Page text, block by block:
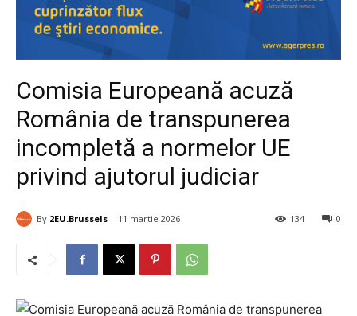
Comisia Europeană acuză
România de transpunerea
incompletă a normelor UE
privind ajutorul judiciar
By 2EU.Brussels 11 martie 2026 0
134